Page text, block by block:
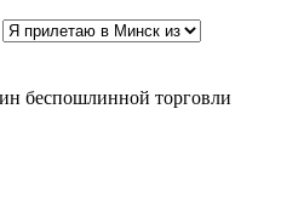
беспошлинной торговли